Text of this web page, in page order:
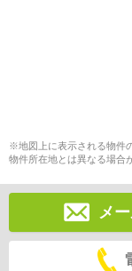
※地図上に表示される物件
物件所在地とは異なる場合
メ